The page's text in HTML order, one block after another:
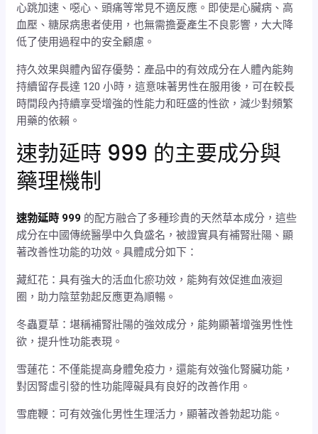
心跳加速、噁心、頭痛等常見不適反應。即使是心臟病、高
血壓、糖尿病患者使用，也無需擔憂產生不良影響，大大降
低了使用過程中的安全顧慮。
持久效果與體內留存優勢：產品中的有效成分在人體內能夠
持續留存長達 120 小時，這意味著男性在服用後，可在較長
時間段內持續享受增強的性能力和旺盛的性欲，減少對頻繁
用藥的依賴。
速勃延時 999 的主要成分與
藥理機制
速勃延時 999 的配方融合了多種珍貴的天然草本成分，這些
成分在中國傳統醫學中久負盛名，被證實具有補腎壯陽、顯
著改善性功能的功效。具體成分如下：
藏紅花：具有強大的活血化瘀功效，能夠有效促進血液迴
圈，助力陰莖勃起反應更為順暢。
冬蟲夏草：堪稱補腎壯陽的強效成分，能夠顯著增強男性性
欲，提升性功能表現。
雪蓮花：不僅能提高身體免疫力，還能有效強化腎臟功能，
對因腎虛引發的性功能障礙具有良好的改善作用。
雪鹿鞭：可有效強化男性生理活力，顯著改善勃起功能。